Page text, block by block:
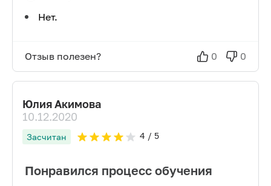
Нет.
Отзыв полезен? 0 0
Юлия Акимова
10.12.2020
Засчитан 4 / 5
Понравился процесс обучения